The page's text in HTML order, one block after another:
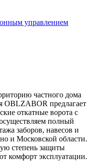
управлением
частного дома
OBLZABOR предлагает
откатные ворота с
полный
заборов, навесов и
и Московской области.
степень защиты
комфорт эксплуатации.